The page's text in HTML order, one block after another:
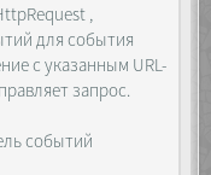
,
для события
с указанным URL-
запрос.
событий